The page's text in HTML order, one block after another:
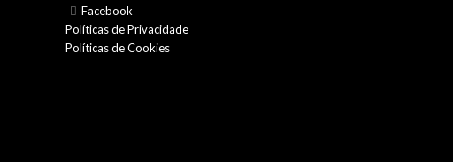
Facebook
Políticas de Privacidade
Políticas de Cookies